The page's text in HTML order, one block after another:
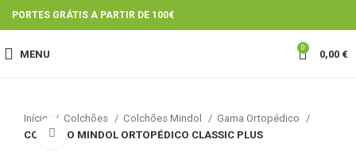
PORTES GRÁTIS A PARTIR DE 100€
MENU
0
0,00 €
Início Colchões Colchões Mindol
Gama Ortopédico
COLCHÃO MINDOL ORTOPÉDICO CLASSIC PLUS
Click to enlarge